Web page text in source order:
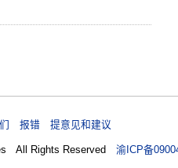
们 报错 提意见和建议
All Rights Reserved渝ICP备